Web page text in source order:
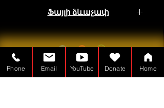
Ֆայլի ձևաչափ
PDF
Phone Email YouTube Donate Home